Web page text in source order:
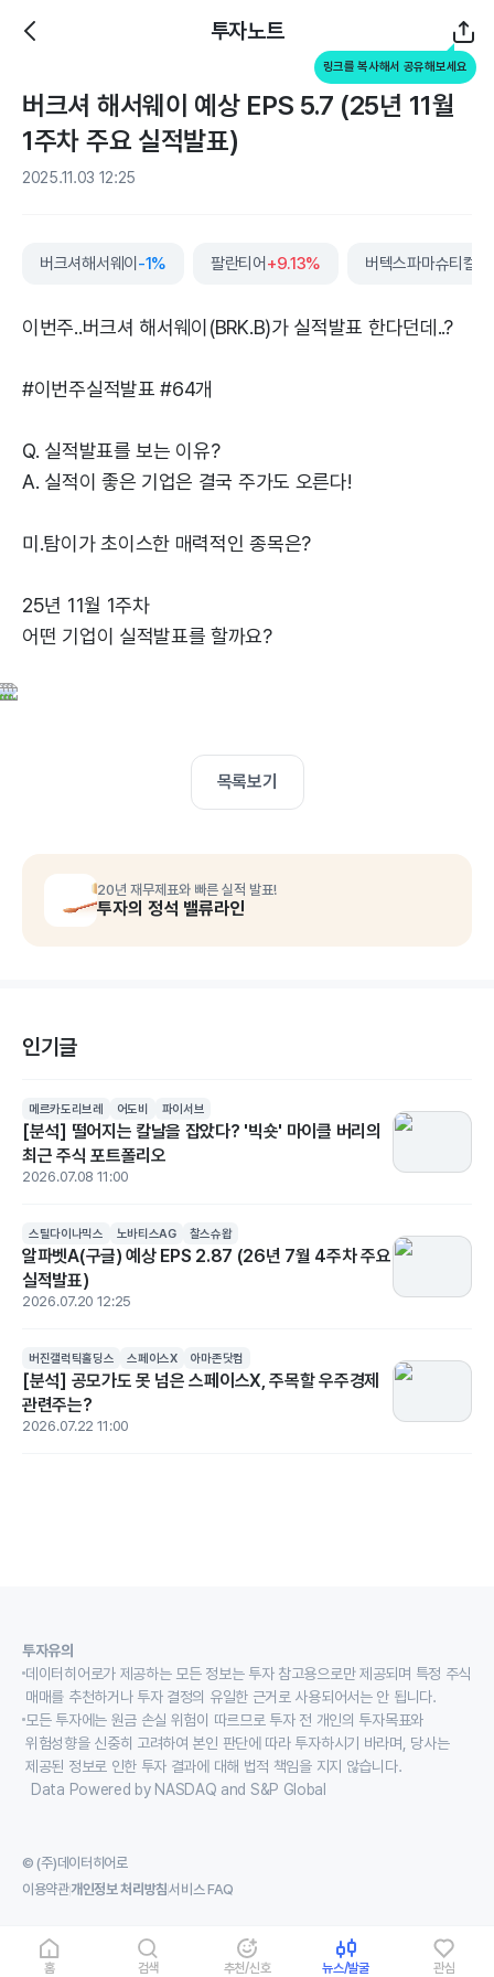
홈 검색 추천/신호 뉴스/발굴 관심
투자노트
링크를 복사해서 공유해보세요
버크셔 해서웨이 예상 EPS 5.7 (25년 11월
1주차 주요 실적발표)
2025.11.03 12:25
버크셔해서웨이 -1% 팔란티어 +9.13% 버텍스파마슈티컬스
이번주..버크셔 해서웨이(BRK.B)가 실적발표 한다던데..?
#이번주실적발표 #64개
Q. 실적발표를 보는 이유?
A. 실적이 좋은 기업은 결국 주가도 오른다!
미.탐이가 초이스한 매력적인 종목은?
25년 11월 1주차
어떤 기업이 실적발표를 할까요?
목록보기
20년 재무제표와 빠른 실적 발표!
투자의 정석 밸류라인
인기글
메르카도리브레 어도비 파이서브
[분석] 떨어지는 칼날을 잡았다? '빅숏' 마이클 버리의
최근 주식 포트폴리오
2026.07.08 11:00
스틸다이나믹스 노바티스AG 찰스슈왑
알파벳A(구글) 예상 EPS 2.87 (26년 7월 4주차 주요
실적발표)
2026.07.20 12:25
버진갤럭틱홀딩스 스페이스X 아마존닷컴
[분석] 공모가도 못 넘은 스페이스X, 주목할 우주경제
관련주는?
2026.07.22 11:00
투자유의
데이터히어로가 제공하는 모든 정보는 투자 참고용으로만 제공되며 특정 주식
매매를 추천하거나 투자 결정의 유일한 근거로 사용되어서는 안 됩니다.
모든 투자에는 원금 손실 위험이 따르므로 투자 전 개인의 투자목표와
위험성향을 신중히 고려하여 본인 판단에 따라 투자하시기 바라며, 당사는
제공된 정보로 인한 투자 결과에 대해 법적 책임을 지지 않습니다.
Data Powered by NASDAQ and S&P Global
© (주)데이터히어로
이용약관개인정보 처리방침서비스 FAQ